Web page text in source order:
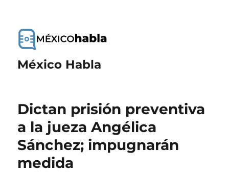
México Habla
Dictan prisión preventiva
a la jueza Angélica
Sánchez; impugnarán
medida